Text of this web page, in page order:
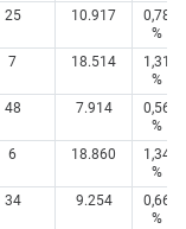
25 10.917
0,78
%
7 18.514
1,31
%
48 7.914
0,56
%
6 18.860
1,34
%
34 9.254
0,66
%